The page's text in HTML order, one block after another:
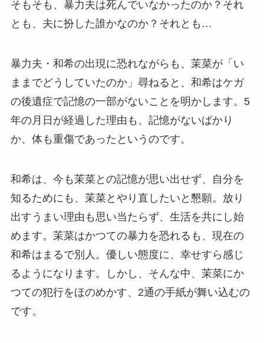
そもそも、暴力夫は死んでいなかったのか？それ
とも、夫に扮した誰かなのか？それとも…
暴力夫・和希の出現に恐れながらも、茉菜が「い
ままでどうしていたのか」尋ねると、和希はケガ
の後遺症で記憶の一部がないことを明かします。5
年の月日が経過した理由も、記憶がないばかり
か、体も重傷であったというのです。
和希は、今も茉菜との記憶が思い出せず、自分を
知るためにも、茉菜とやり直したいと懇願。放り
出すうまい理由も思い当たらず、生活を共にし始
めます。茉菜はかつての暴力を恐れるも、現在の
和希はまるで別人。優しい態度に、幸せすら感じ
るようになります。しかし、そんな中、茉菜にか
つての犯行をほのめかす、2通の手紙が舞い込むの
です。